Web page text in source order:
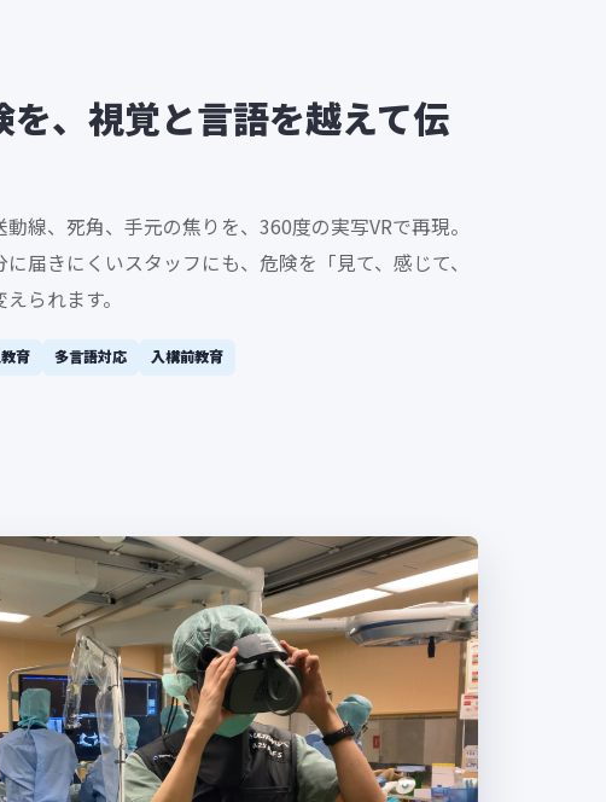
を、視覚と言語を越えて伝
線、死角、手元の焦りを、360度の実写VRで再現。
届きにくいスタッフにも、危険を「見て、感じて、
られます。
育 多言語対応 入構前教育